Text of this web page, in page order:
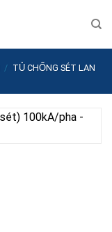
/ TỦ CHỐNG SÉT LAN